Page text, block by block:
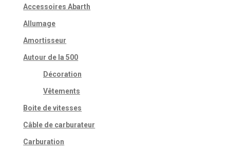
Accessoires Abarth
Allumage
Amortisseur
Autour de la 500
Décoration
Vêtements
Boite de vitesses
Câble de carburateur
Carburation